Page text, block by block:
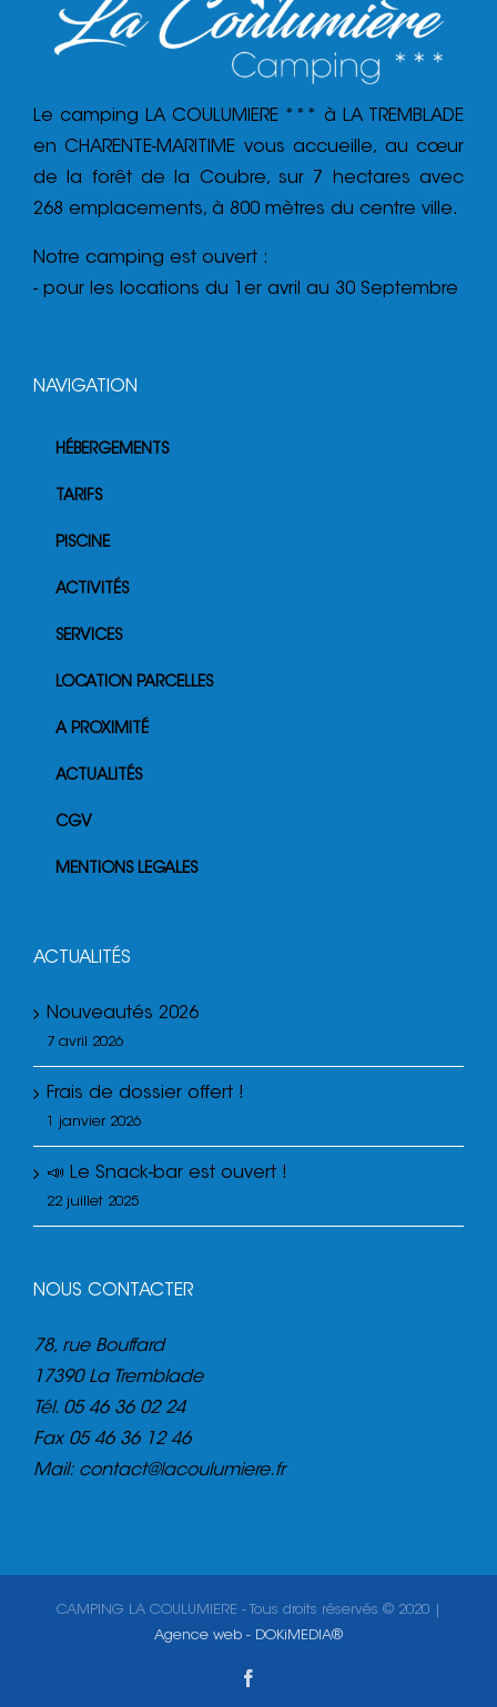
Le camping LA COULUMIERE *** à LA TREMBLADE
en CHARENTE-MARITIME vous accueille, au cœur
de la forêt de la Coubre, sur 7 hectares avec
268 emplacements, à 800 mètres du centre ville.
Notre camping est ouvert :
- pour les locations du 1er avril au 30 Septembre
NAVIGATION
HÉBERGEMENTS
TARIFS
PISCINE
ACTIVITÉS
SERVICES
LOCATION PARCELLES
A PROXIMITÉ
ACTUALITÉS
CGV
MENTIONS LEGALES
ACTUALITÉS
Nouveautés 2026
7 avril 2026
Frais de dossier offert !
1 janvier 2026
📣 Le Snack-bar est ouvert !
22 juillet 2025
NOUS CONTACTER
78, rue Bouffard
17390 La Tremblade
Tél. 05 46 36 02 24
Fax 05 46 36 12 46
Mail: contact@lacoulumiere.fr
CAMPING LA COULUMIERE - Tous droits réservés © 2020 |
Agence web - DOKiMEDIA®